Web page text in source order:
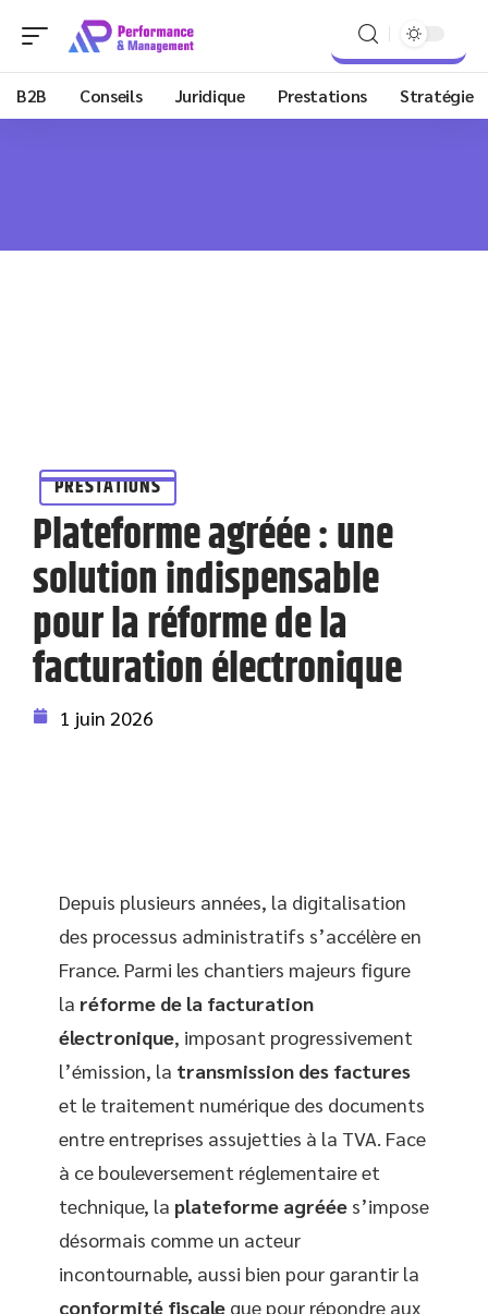
B2B Conseils Juridique Prestations Stratégie
PRESTATIONS
Plateforme agréée : une
solution indispensable
pour la réforme de la
facturation électronique
1 juin 2026
Depuis plusieurs années, la digitalisation
des processus administratifs s’accélère en
France. Parmi les chantiers majeurs figure
la réforme de la facturation
électronique, imposant progressivement
l’émission, la transmission des factures
et le traitement numérique des documents
entre entreprises assujetties à la TVA. Face
à ce bouleversement réglementaire et
technique, la plateforme agréée s’impose
désormais comme un acteur
incontournable, aussi bien pour garantir la
conformité fiscale que pour répondre aux